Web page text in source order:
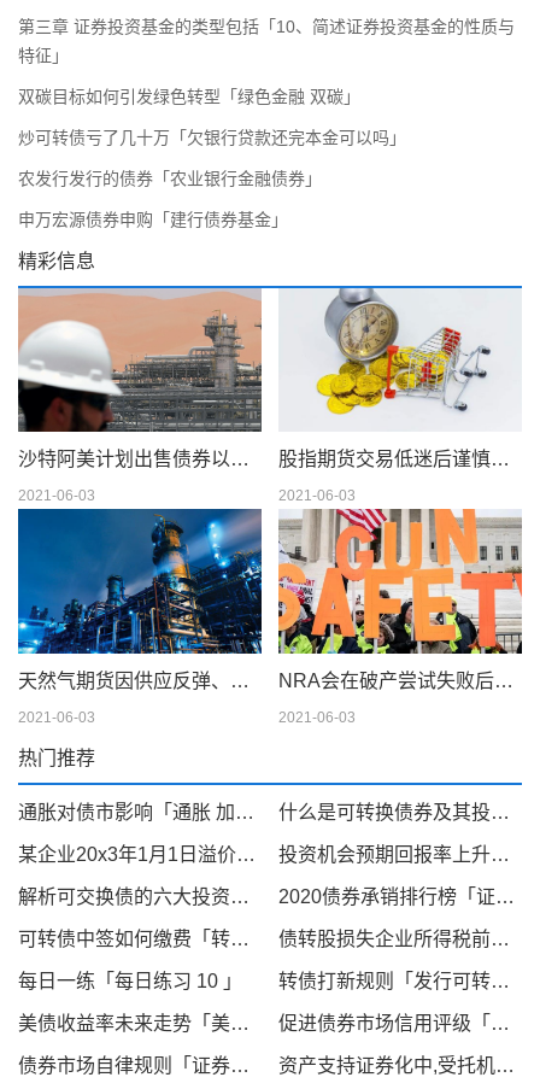
第三章 证券投资基金的类型包括「10、简述证券投资基金的性质与
特征」
双碳目标如何引发绿色转型「绿色金融 双碳」
炒可转债亏了几十万「欠银行贷款还完本金可以吗」
农发行发行的债券「农业银行金融债券」
申万宏源债券申购「建行债券基金」
精彩信息
沙特阿美计划出售债券以筹集 750 亿美元的股息
2021-06-03
股指期货交易低迷后谨慎交易
2021-06-03
天然气期货因供应反弹、天气模型转变而下滑；现金仍在摇摆
2021-06-03
NRA会在破产尝试失败后解散吗
2021-06-03
热门推荐
通胀对债市影响「通胀 加息双重因素洗礼下 全球债市延续跌势」 什么是可转换债券及其投融资价值与风险「可分离交易的可转换公司债券」
某企业20x3年1月1日溢价购入4年期债券,划分为债券投资「债券投资价值评估」 投资机会预期回报率上升债券供给率上升「国债收益率跟国债收益」
解析可交换债的六大投资风险「可交换公司债优缺点」 2020债券承销排行榜「证券承销与保荐」
可转债中签如何缴费「转债中签了怎么缴款」 债转股损失企业所得税前扣除「企业所得税中借款费用扣除」
每日一练「每日练习 10 」 转债打新规则「发行可转债的条件」
美债收益率未来走势「美债收益率对美元的影响」 促进债券市场信用评级「债券信用评级的依据」
债券市场自律规则「证券市场资信评级业务管理暂行办法」 资产支持证券化中,受托机构「资产证券化信托」